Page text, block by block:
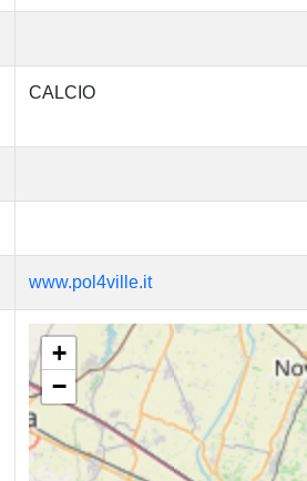
CALCIO
www.pol4ville.it
+
−